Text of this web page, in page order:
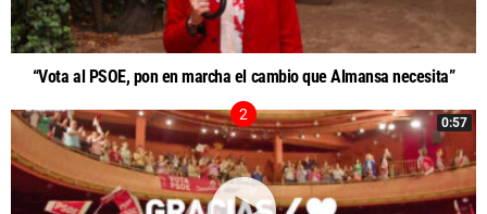
“Vota al PSOE, pon en marcha el cambio que Almansa necesita”
0:57